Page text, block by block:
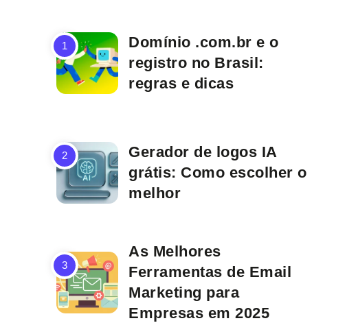
Domínio .com.br e o
registro no Brasil:
regras e dicas
Gerador de logos IA
grátis: Como escolher o
melhor
As Melhores
Ferramentas de Email
Marketing para
Empresas em 2025